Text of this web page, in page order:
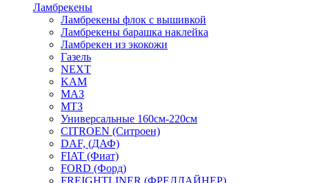
Ламбрекены
Ламбрекены флок с вышивкой
Ламбрекены барашка наклейка
Ламбрекен из экокожи
Газель
NEXT
KAM
МАЗ
МТЗ
Универсальные 160см-220см
CITROEN (Ситроен)
DAF, (ДАФ)
FIAT (Фиат)
FORD (Форд)
FREIGHTLINER (ФРЕДЛАЙНЕР)